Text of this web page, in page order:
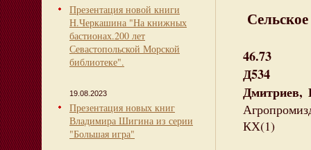
Презентация новой книги
Н.Черкашина "На книжных
бастионах.200 лет
Севастопольской Морской
библиотеке".
19.08.2023
Презентация новых книг
Владимира Шигина из серии
"Большая игра"
46.73
Д534
Дмитриев,
КХ(1)